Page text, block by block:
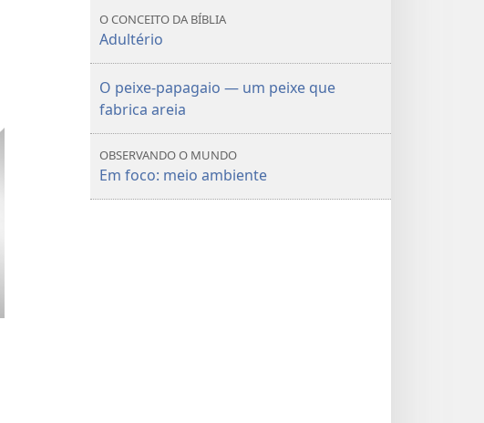
fazer
O CONCEITO DA BÍBLIA
Adultério
O peixe-papagaio — um peixe que
fabrica areia
OBSERVANDO O MUNDO
Em foco: meio ambiente